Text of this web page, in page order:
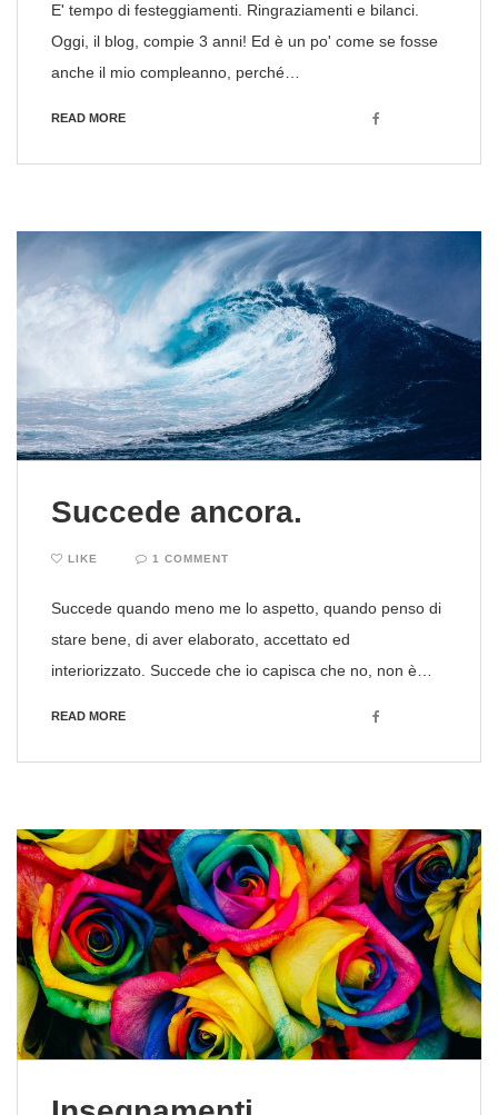
E' tempo di festeggiamenti. Ringraziamenti e bilanci.
Oggi, il blog, compie 3 anni! Ed è un po' come se fosse
anche il mio compleanno, perché…
READ MORE Facebook
Succede ancora.
LIKE 1 COMMENT
Succede quando meno me lo aspetto, quando penso di
stare bene, di aver elaborato, accettato ed
interiorizzato. Succede che io capisca che no, non è…
READ MORE Facebook